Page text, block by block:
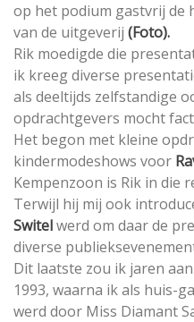
op het podium gastvrij de
van de uitgeverij (Foto).
Rik moedigde die
ik kreeg diverse
als deeltijds zelfstandige
opdrachtgevers mocht
Het begon met kleine
kindermodeshows voor
Kempenzoon is Rik in die
Terwijl hij mij ook
Switelwerd om daar de
diverse
Dit laatste zou ik jaren
1993, waarna ik als huis-
werd door Miss Diamant